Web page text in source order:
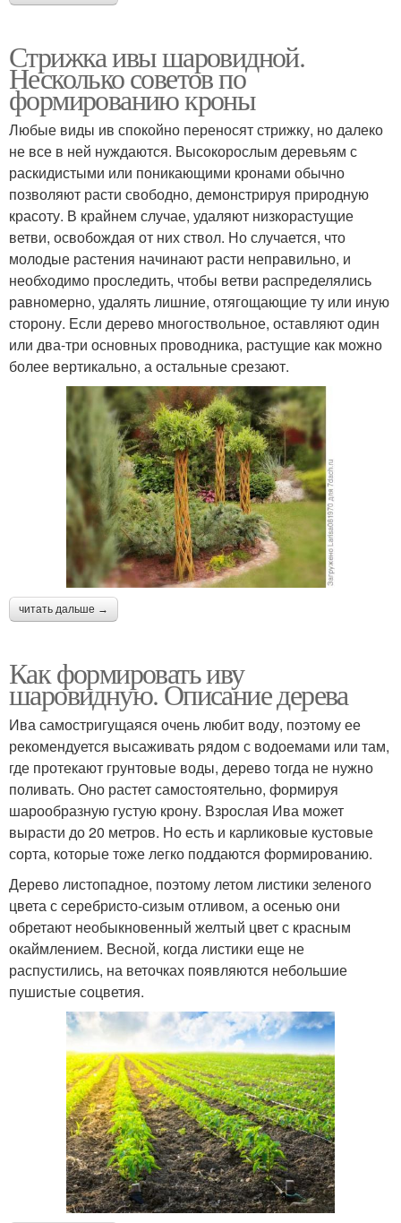
Стрижка ивы шаровидной.
Несколько советов по
формированию кроны
Любые виды ив спокойно переносят стрижку, но далеко
не все в ней нуждаются. Высокорослым деревьям с
раскидистыми или поникающими кронами обычно
позволяют расти свободно, демонстрируя природную
красоту. В крайнем случае, удаляют низкорастущие
ветви, освобождая от них ствол. Но случается, что
молодые растения начинают расти неправильно, и
необходимо проследить, чтобы ветви распределялись
равномерно, удалять лишние, отягощающие ту или иную
сторону. Если дерево многоствольное, оставляют один
или два-три основных проводника, растущие как можно
более вертикально, а остальные срезают.
читать дальше →
Как формировать иву
шаровидную. Описание дерева
Ива самостригущаяся очень любит воду, поэтому ее
рекомендуется высаживать рядом с водоемами или там,
где протекают грунтовые воды, дерево тогда не нужно
поливать. Оно растет самостоятельно, формируя
шарообразную густую крону. Взрослая Ива может
вырасти до 20 метров. Но есть и карликовые кустовые
сорта, которые тоже легко поддаются формированию.
Дерево листопадное, поэтому летом листики зеленого
цвета с серебристо-сизым отливом, а осенью они
обретают необыкновенный желтый цвет с красным
окаймлением. Весной, когда листики еще не
распустились, на веточках появляются небольшие
пушистые соцветия.